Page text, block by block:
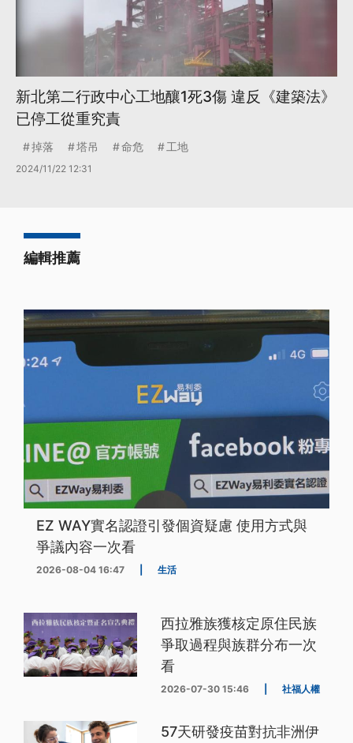
新北第二行政中心工地釀1死3傷 違反《建築法》
已停工從重究責
掉落 塔吊 命危 工地
2024/11/22 12:31
編輯推薦
EZ WAY實名認證引發個資疑慮 使用方式與
爭議內容一次看
2026-08-04 16:47 生活
西拉雅族獲核定原住民族
爭取過程與族群分布一次
看
2026-07-30 15:46 社福人權
57天研發疫苗對抗非洲伊